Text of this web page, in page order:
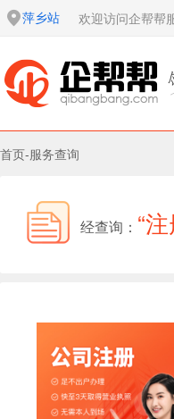
萍乡站 欢迎访问企帮帮
首页-服务查询
经查询： “